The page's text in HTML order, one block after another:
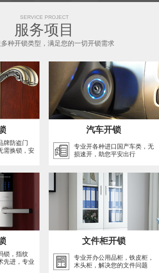
SERVICE PROJECT
服务项目
种开锁类型，满足您的一切开锁需求
牌防盗门
需换锁，安
汽车开锁
专业开各种进口国产车类，无
损速开，助您平安出行
锁，指纹
先进，专业
文件柜开锁
专业开办公用品柜，铁皮柜，
木头柜，解决您的文件问题